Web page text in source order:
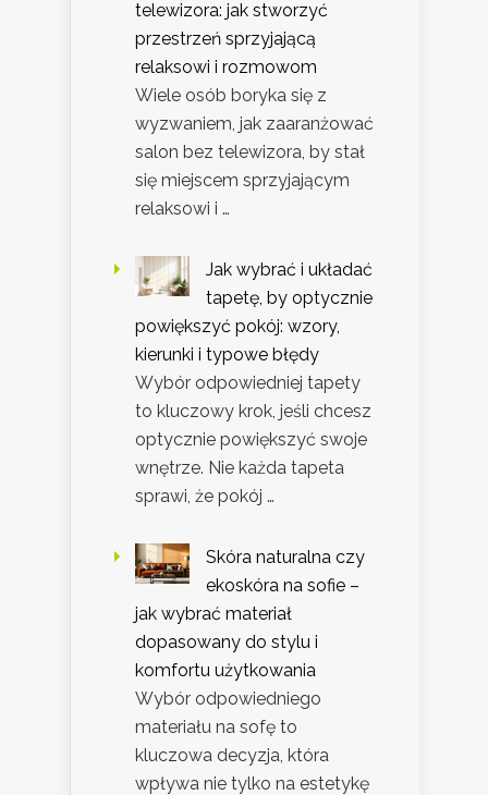
telewizora: jak stworzyć
przestrzeń sprzyjającą
relaksowi i rozmowom
Wiele osób boryka się z
wyzwaniem, jak zaaranżować
salon bez telewizora, by stał
się miejscem sprzyjającym
relaksowi i …
Jak wybrać i układać
tapetę, by optycznie
powiększyć pokój: wzory,
kierunki i typowe błędy
Wybór odpowiedniej tapety
to kluczowy krok, jeśli chcesz
optycznie powiększyć swoje
wnętrze. Nie każda tapeta
sprawi, że pokój …
Skóra naturalna czy
ekoskóra na sofie –
jak wybrać materiał
dopasowany do stylu i
komfortu użytkowania
Wybór odpowiedniego
materiału na sofę to
kluczowa decyzja, która
wpływa nie tylko na estetykę